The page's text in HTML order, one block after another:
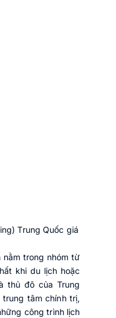
Trung Quốc giá
nằm trong nhóm từ
khi du lịch hoặc
thủ đô của Trung
tâm chính trị,
công trình lịch